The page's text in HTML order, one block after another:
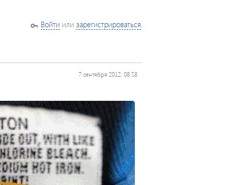
Войти или зарегистрироваться.
7 сентября 2012, 08:58